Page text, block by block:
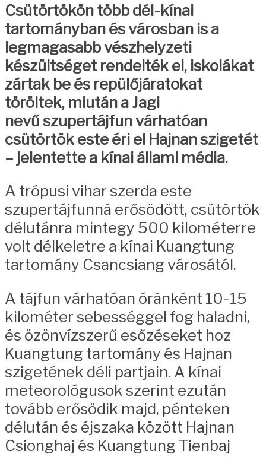
Csütörtökön több dél-kínai
tartományban és városban is a
legmagasabb vészhelyzeti
készültséget rendelték el, iskolákat
zártak be és repülőjáratokat
töröltek, miután a Jagi
nevű szupertájfun várhatóan
csütörtök este éri el Hajnan szigetét
– jelentette a kínai állami média.
A trópusi vihar szerda este
szupertájfunná erősödött, csütörtök
délutánra mintegy 500 kilométerre
volt délkeletre a kínai Kuangtung
tartomány Csancsiang városától.
A tájfun várhatóan óránként 10-15
kilométer sebességgel fog haladni,
és özönvízszerű esőzéseket hoz
Kuangtung tartomány és Hajnan
szigetének déli partjain. A kínai
meteorológusok szerint ezután
tovább erősödik majd, pénteken
délután és éjszaka között Hajnan
Csionghaj és Kuangtung Tienbaj